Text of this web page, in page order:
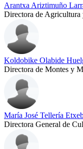
Arantxa Ariztimuño
Directora de
Koldobike Olabide
Directora de Montes y
María José Tellería
Directora General de